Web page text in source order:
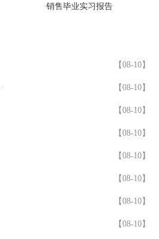
销售毕业实习报告
【08-10】
【08-10】
【08-10】
【08-10】
【08-10】
【08-10】
【08-10】
【08-10】